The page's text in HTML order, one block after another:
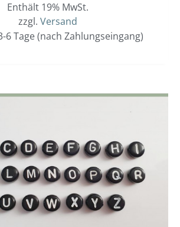
Enthält 19% MwSt.
zzgl. Versand
6 Tage (nach Zahlungseingang)